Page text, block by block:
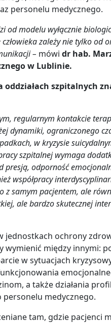
personelu medycznego.
od modelu wyłącznie
zależy nie tylko od
– mówi dr hab.
w Lublinie.
oddziałach szpitalnych
regularnym kontakcie
dynamiki, ograniczonego
w kryzysie
szpitalnej wymaga
presją, odporność
współpracy
z samym pacjentem, ale
ale bardzo skutecznej
jednostkach ochrony
wymienić między innymi:
w sytuacjach
a także działania
medycznego.
tam, gdzie pacjenci